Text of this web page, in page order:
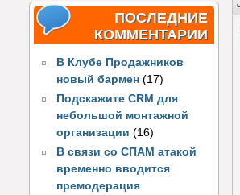
ПОСЛЕДНИЕ
КОММЕНТАРИИ
В Клубе Продажников
новый бармен (17)
Подскажите CRM для
небольшой монтажной
организации (16)
В связи со СПАМ атакой
временно вводится
премодерация